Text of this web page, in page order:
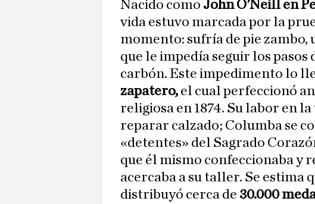
Nacido como John O'Neill en
vida estuvo marcada por la
momento: sufría de pie
que le impedía seguir los pasos
carbón. Este impedimento lo
zapatero, el cual perfeccionó
religiosa en 1874. Su labor en
reparar calzado; Columba se
«detentes» del Sagrado
que él mismo confeccionaba y
acercaba a su taller. Se estima
distribuyó cerca de 30.000